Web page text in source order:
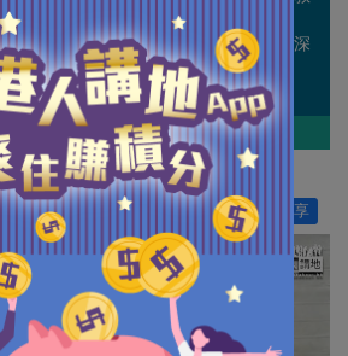
師、記者、周刊副總編輯和雜誌顧
問，著有《怪獸家長》一書，文章深
受港爸港媽歡迎。
作者其他博評
離他遠點好
分享
56